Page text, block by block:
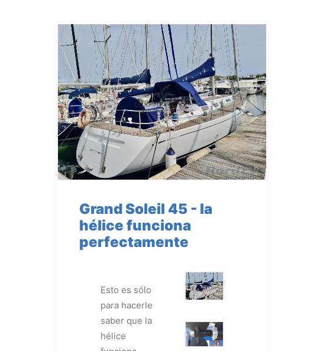
Grand Soleil 45 - la
hélice funciona
perfectamente
Esto es sólo
para hacerle
saber que la
hélice